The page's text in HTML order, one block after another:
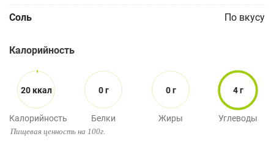
Соль По вкусу
Калорийность
20 ккал
Калорийность
0 г
Белки
0 г
Жиры
4 г
Углеводы
Пищевая ценность на 100г.